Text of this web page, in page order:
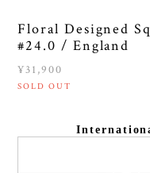
Floral Designed
#24.0 / England
¥31,900
SOLD OUT